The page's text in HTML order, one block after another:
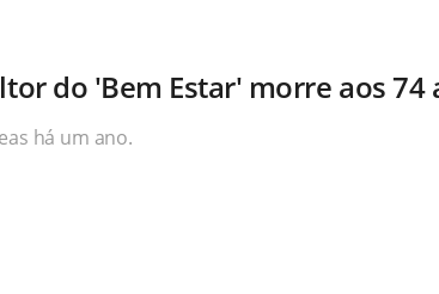
do 'Bem Estar' morre aos 74
há um ano.